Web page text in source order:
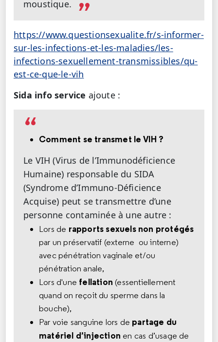
moustique.
https://www.questionsexualite.fr/s-informer-
sur-les-infections-et-les-maladies/les-
infections-sexuellement-transmissibles/qu-
est-ce-que-le-vih
Sida info service ajoute :
Comment se transmet le VIH ?
Le VIH (Virus de l’Immunodéficience
Humaine) responsable du SIDA
(Syndrome d’Immuno-Déficience
Acquise) peut se transmettre d’une
personne contaminée à une autre :
Lors de rapports sexuels non protégés
par un préservatif (externe ou interne)
avec pénétration vaginale et/ou
pénétration anale,
Lors d'une fellation(essentiellement
quand on reçoit du sperme dans la
bouche),
Par voie sanguine lors de partage du
matériel d’injection en cas d’usage de